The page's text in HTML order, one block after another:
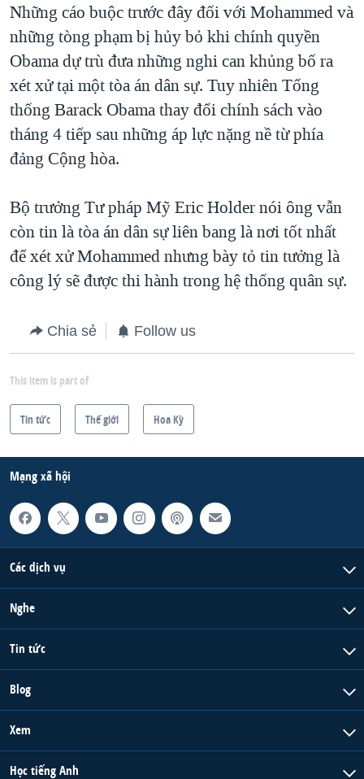
Những cáo buộc trước đây đối với Mohammed và
những tòng phạm bị hủy bỏ khi chính quyền
Obama dự trù đưa những nghi can khủng bố ra
xét xử tại một tòa án dân sự. Tuy nhiên Tổng
thống Barack Obama thay đổi chính sách vào
tháng 4 tiếp sau những áp lực nặng nề từ phía
đảng Cộng hòa.
Bộ trưởng Tư pháp Mỹ Eric Holder nói ông vẫn
còn tin là tòa án dân sự liên bang là nơi tốt nhất
để xét xử Mohammed nhưng bày tỏ tin tưởng là
công lý sẽ được thi hành trong hệ thống quân sự.
Chia sẻ Follow us
This item is part of
Tin tức Thế giới Hoa Kỳ
Mạng xã hội
Các dịch vụ
Nghe
Tin tức
Blog
Xem
Học tiếng Anh